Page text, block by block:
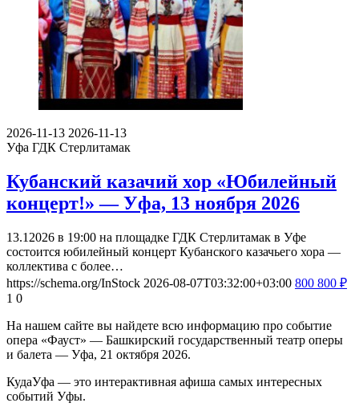
2026-11-13 2026-11-13
Уфа ГДК Стерлитамак
Кубанский казачий хор «Юбилейный
концерт!» — Уфа, 13 ноября 2026
13.12026 в 19:00 на площадке ГДК Стерлитамак в Уфе
состоится юбилейный концерт Кубанского казачьего хора —
коллектива с более…
https://schema.org/InStock 2026-08-07T03:32:00+03:00 800 800 ₽
1 0
На нашем сайте вы найдете всю информацию про событие
опера «Фауст» — Башкирский государственный театр оперы
и балета — Уфа, 21 октября 2026.
КудаУфа — это интерактивная афиша самых интересных
событий Уфы.